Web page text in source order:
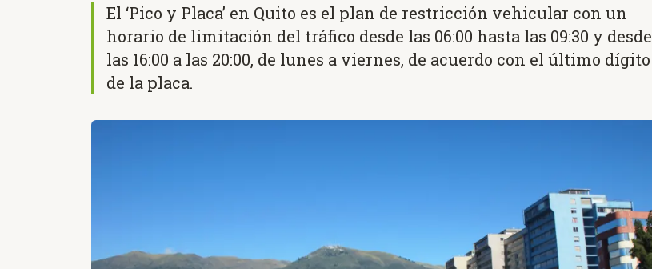
El ‘Pico y Placa’ en Quito es el plan de restricción vehicular con un
horario de limitación del tráfico desde las 06:00 hasta las 09:30 y desde
las 16:00 a las 20:00, de lunes a viernes, de acuerdo con el último dígito
de la placa.